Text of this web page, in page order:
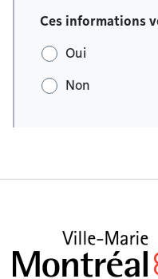
Ces informations
Oui
Non